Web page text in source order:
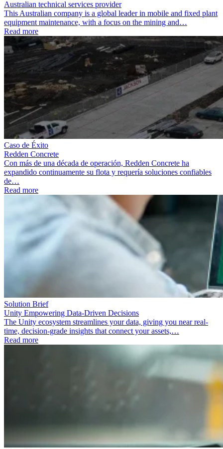
Australian technical services provider
This Australian company is a global leader in mobile and fixed plant
equipment maintenance, with a focus on the mining and…
Read more
Caso de Éxito
Redden Concrete
Con más de una década de operación, Redden Concrete ha
expandido continuamente su flota y requería soluciones confiables
de…
Read more
Solution Brief
Unity Empowering Data-Driven Decisions
The Unity ecosystem streamlines your data, giving you near real-
time, decision-grade insights that connect your assets,…
Read more